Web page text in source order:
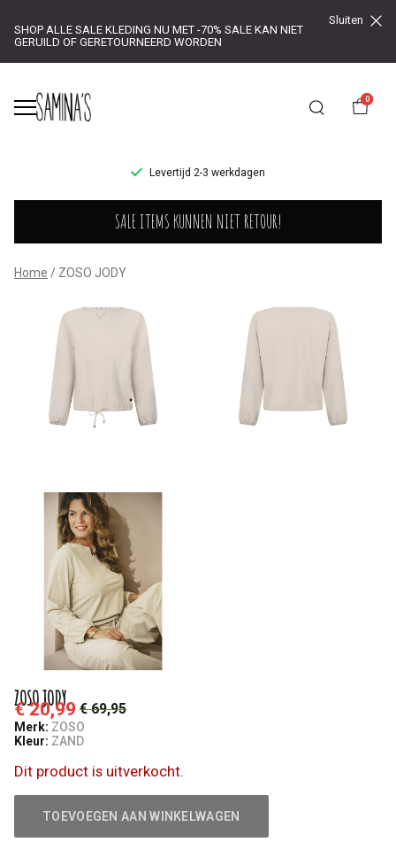
SHOP ALLE SALE KLEDING NU MET -70% SALE KAN NIET
GERUILD OF GERETOURNEERD WORDEN
Sluiten
0
Levertijd 2-3 werkdagen
ZOSO
JODY
Saminas
SALE ITEMS KUNNEN NIET RETOUR!
Home ZOSO JODY
ZOSO JODY
€ 20,99 € 69,95
Merk: ZOSO
Kleur: ZAND
Dit product is uitverkocht.
TOEVOEGEN AAN WINKELWAGEN